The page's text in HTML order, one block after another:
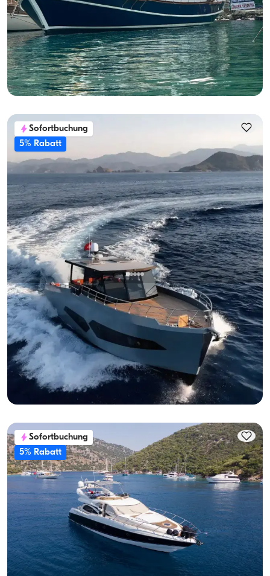
Luxus Gulet Mieten Göcek | 23m | 12 Pers. Blauer Trip
Mit Kapitaen
Gulet
Segeln 12 Pers. · 5 Kabine · 23.00m
Guenstigster
68.874 TL
Verfügbarkeit & Preis ansehen
Sofortbuchung
5% Rabatt
Göcek, Muğla Neues Boot
Luxus 2-Kabine Motoryacht – Perfekt for Special Occasions
Mit Kapitaen
Motoryacht
Segeln 8 Pers. · 2 Kabine · 17.00m
Guenstigster
74.880 TL
Verfügbarkeit & Preis ansehen
Sofortbuchung
5% Rabatt